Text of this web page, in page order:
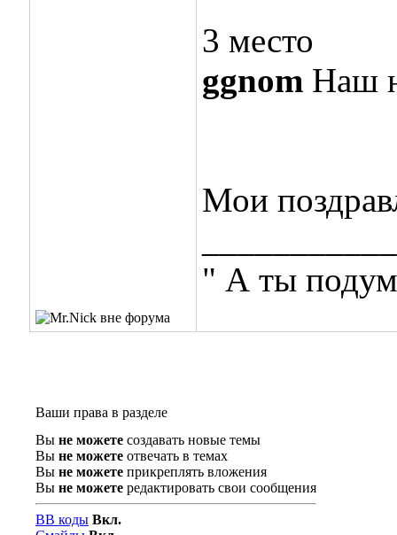
3 место
ggnom Наш
Мои
" А ты
Ваши права в разделе
Вы не можете создавать новые темы
Вы не можете отвечать в темах
Вы не можете прикреплять вложения
Вы не можете редактировать свои сообщения
BB коды Вкл.